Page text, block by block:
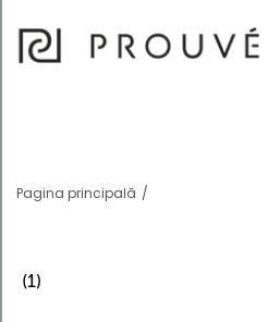
Pagina principală
(1)
Filtre